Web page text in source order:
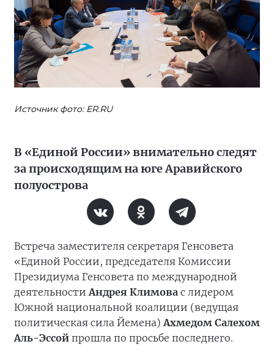
Источник фото: ER.RU
В «Единой России» внимательно следят
за происходящим на юге Аравийского
полуострова
Встреча заместителя секретаря Генсовета
«Единой России, председателя Комиссии
Президиума Генсовета по международной
деятельностиАндрея Климова с лидером
Южной национальной коалиции (ведущая
политическая сила Йемена)Ахмедом Салехом
Аль-Эссой прошла по просьбе последнего.